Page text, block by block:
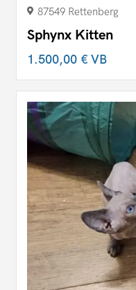
87549 Rettenberg
Sphynx Kitten
1.500,00 €VB